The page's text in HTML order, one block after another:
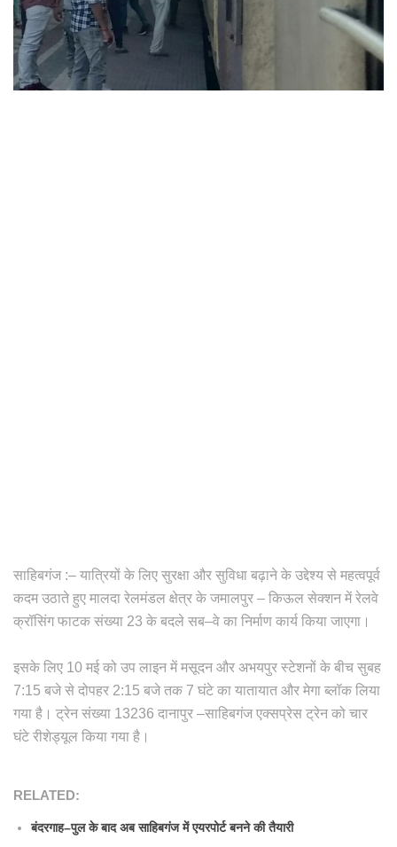
साहिबगंज :– यात्रियों के लिए सुरक्षा और सुविधा बढ़ाने के उद्देश्य से महत्वपूर्व
कदम उठाते हुए मालदा रेलमंडल क्षेत्र के जमालपुर – किऊल सेक्शन में रेलवे
क्रॉसिंग फाटक संख्या 23 के बदले सब–वे का निर्माण कार्य किया जाएगा।
इसके लिए 10 मई को उप लाइन में मसूदन और अभयपुर स्टेशनों के बीच सुबह
7:15 बजे से दोपहर 2:15 बजे तक 7 घंटे का यातायात और मेगा ब्लॉक लिया
गया है। ट्रेन संख्या 13236 दानापुर –साहिबगंज एक्सप्रेस ट्रेन को चार
घंटे रीशेड्यूल किया गया है।
RELATED:
बंदरगाह–पुल के बाद अब साहिबगंज में एयरपोर्ट बनने की तैयारी